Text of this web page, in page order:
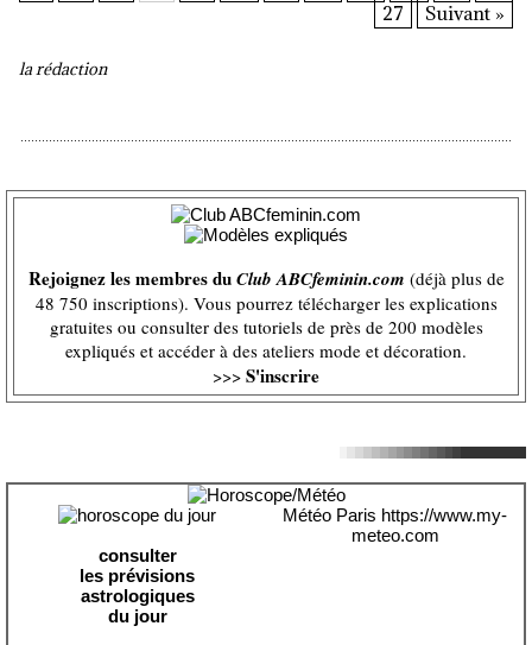
27
Suivant »
la rédaction
Rejoignez les membres duClub ABCfeminin.com (déjà plus de
48 750 inscriptions). Vous pourrez télécharger les explications
gratuites ou consulter des tutoriels de près de 200 modèles
expliqués et accéder à des ateliers mode et décoration.
>>> S'inscrire
consulter
les prévisions
astrologiques
du jour
Météo Paris https://www.my-
meteo.com